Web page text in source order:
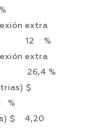
extra
12 %
extra
26,4 %
$
$ 4,20